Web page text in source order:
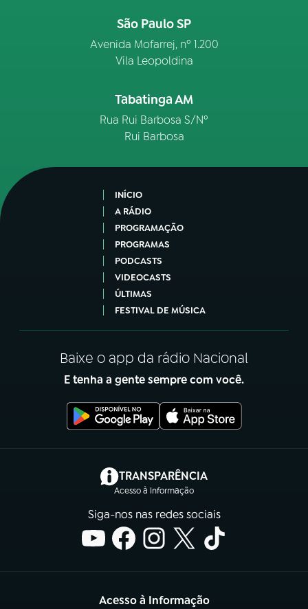
São Paulo SP
Avenida Mofarrej, nº 1.200
Vila Leopoldina
Tabatinga AM
Rua Rui Barbosa S/Nº
Rui Barbosa
INÍCIO
A RÁDIO
PROGRAMAÇÃO
PROGRAMAS
PODCASTS
VIDEOCASTS
ÚLTIMAS
FESTIVAL DE MÚSICA
Baixe o app da rádio Nacional
E tenha a gente sempre com você.
TRANSPARÊNCIA
Acesso à Informação
(abre em nova aba)
Siga-nos nas redes sociais
Acesso à Informação